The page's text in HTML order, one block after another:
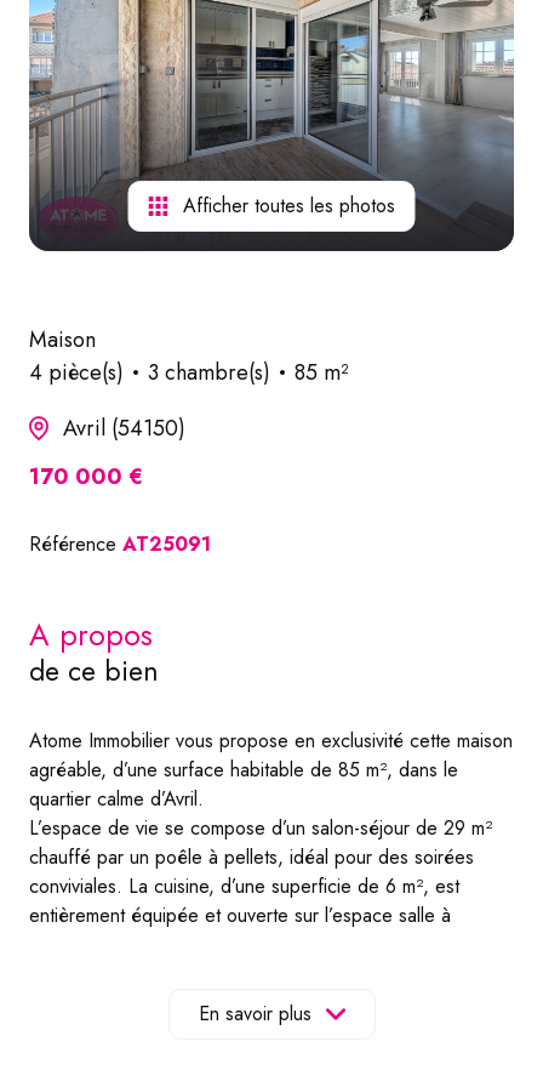
nos
services
Afficher toutes les photos
Maison
4 pièce(s)
3 chambre(s)
85 m²
Avril (54150)
170 000 €
Référence AT25091
a propos
de ce bien
Atome Immobilier vous propose en exclusivité cette maison
agréable, d’une surface habitable de 85 m², dans le
quartier calme d’Avril.
L’espace de vie se compose d’un salon-séjour de 29 m²
chauffé par un poêle à pellets, idéal pour des soirées
conviviales. La cuisine, d’une superficie de 6 m², est
entièrement équipée et ouverte sur l’espace salle à
ainsi qu’un WC séparé viennent compléter ce niveau.
Le balcon couvert accessible depuis l’espace salon/salle à
En savoir plus